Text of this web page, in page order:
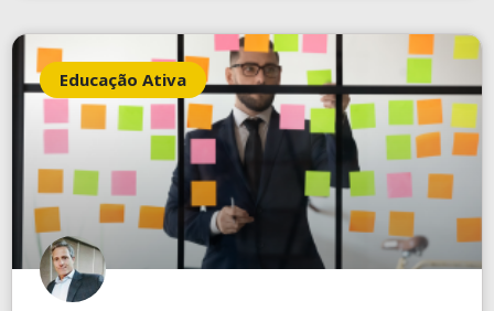
Educação Ativa